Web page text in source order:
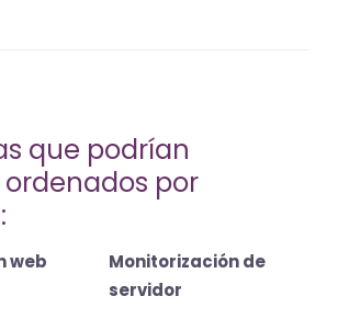
que podrían
por
web
Monitorización de
servidor